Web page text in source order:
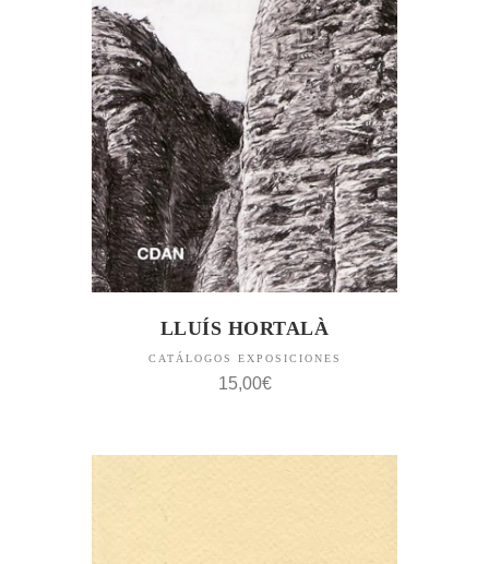
LLUÍS HORTALÀ
CATÁLOGOS EXPOSICIONES
15,00€